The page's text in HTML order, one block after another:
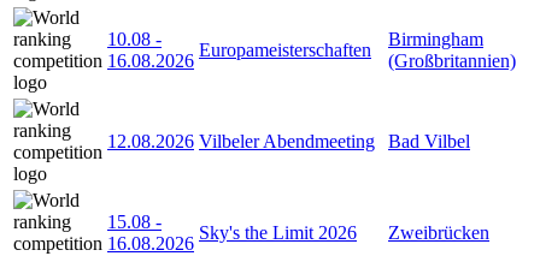
10.08 -
16.08.2026
Europameisterschaften
Birmingham
(Großbritannien)
12.08.2026 Vilbeler Abendmeeting Bad Vilbel
15.08 -
16.08.2026
Sky's the Limit 2026 Zweibrücken